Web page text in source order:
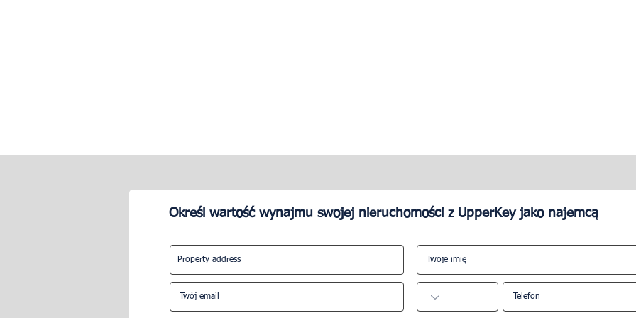
Jak stworzyć udanego Airbnb
Jakie są opłaty za zarządzanie
Określ wartość wynajmu swojej nieruchomości z UpperKey jako najemcą